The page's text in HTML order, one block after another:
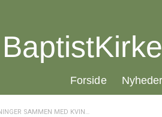
20.0:
Forside 21.0:
Nyheder
ANLEDNINGER SAMMEN MED KVINDENETVÆRKET